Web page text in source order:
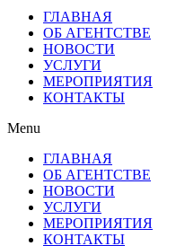
ГЛАВНАЯ
ОБ АГЕНТСТВЕ
НОВОСТИ
УСЛУГИ
МЕРОПРИЯТИЯ
КОНТАКТЫ
Menu
ГЛАВНАЯ
ОБ АГЕНТСТВЕ
НОВОСТИ
УСЛУГИ
МЕРОПРИЯТИЯ
КОНТАКТЫ